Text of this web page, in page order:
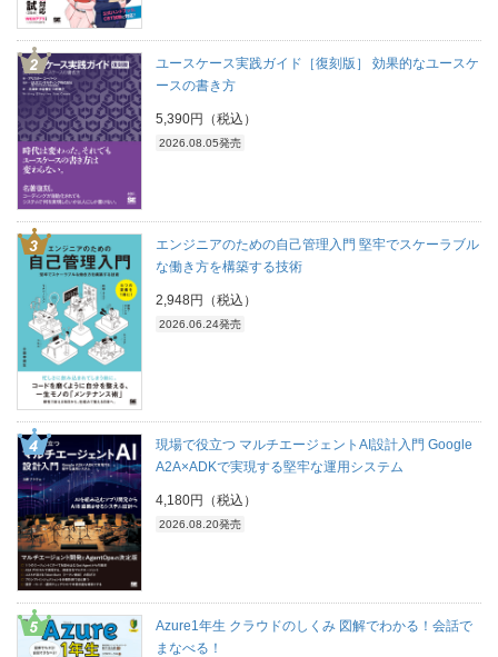
ユースケース実践ガイド［復刻版］ 効果的なユースケ
ースの書き方
5,390円（税込）
2026.08.05発売
エンジニアのための自己管理入門 堅牢でスケーラブル
な働き方を構築する技術
2,948円（税込）
2026.06.24発売
現場で役立つ マルチエージェントAI設計入門 Google
A2A×ADKで実現する堅牢な運用システム
4,180円（税込）
2026.08.20発売
Azure1年生 クラウドのしくみ 図解でわかる！会話で
まなべる！